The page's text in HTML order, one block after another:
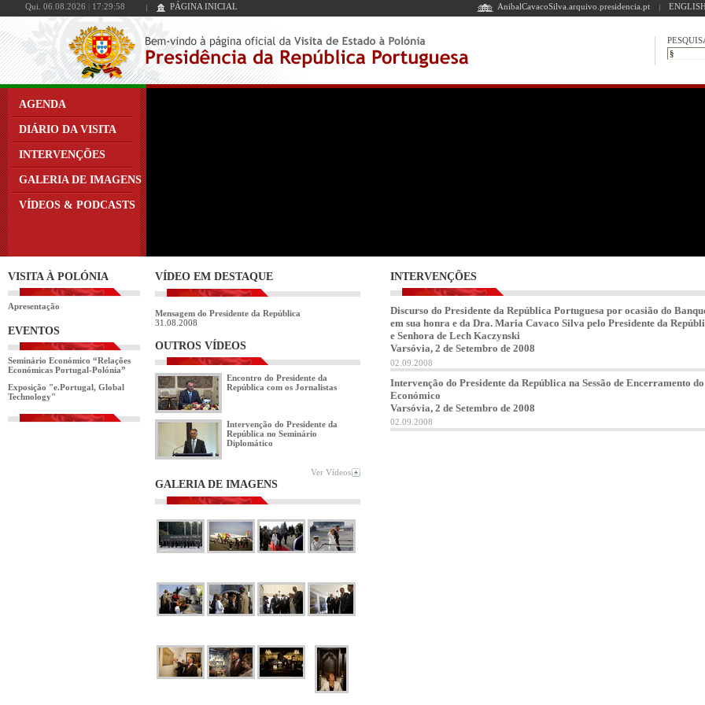
Qui. 06.08.2026 | 17:29:58 PÁGINA INICIAL AnibalCavacoSilva.arquivo.presidencia.pt
AGENDA
DIÁRIO DA VISITA
INTERVENÇÕES
GALERIA DE IMAGENS
VÍDEOS & PODCASTS
VISITA À POLÓNIA
Apresentação
EVENTOS
Seminário Económico “Relações
Económicas Portugal-Polónia”
Exposição "e.Portugal, Global
Technology"
VÍDEO EM DESTAQUE
Mensagem do Presidente da República
31.08.2008
OUTROS VÍDEOS
Encontro do Presidente da
República com os Jornalistas
Intervenção do Presidente da
República no Seminário
Diplomático
Ver Vídeos
GALERIA DE IMAGENS
INTERVENÇÕES
Discurso do Presidente da República Portuguesa por ocasião do
em sua honra e da Dra. Maria Cavaco Silva pelo Presidente da
e Senhora de Lech Kaczynski
Varsóvia, 2 de Setembro de 2008
02.09.2008
Intervenção do Presidente da República na Sessão de Encerramento
Económico
Varsóvia, 2 de Setembro de 2008
02.09.2008